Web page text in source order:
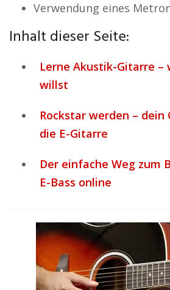
Verwendung eines
Inhalt dieser Seite:
Lerne Akustik-Gitarre –
willst
Rockstar werden –
die E-Gitarre
Der einfache Weg zum
E-Bass online